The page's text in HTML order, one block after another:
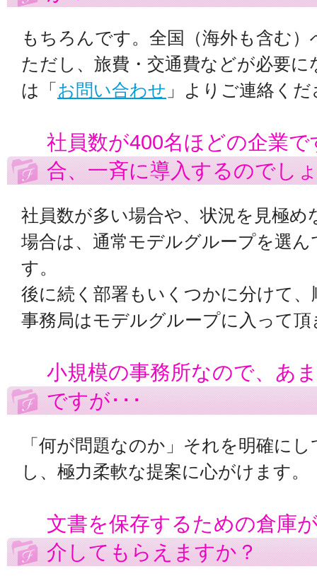
もちろんです。全国（海外も含む
ただし、旅費・交通費などが必要
は「 お問い合わせ 」よりご連絡く
社員数が400名ほどの企業
合、一斉に導入するのでし
社員数が多い場合や、状況を見極
場合は、通常モデルグループを選
す。
後に続く部署もいくつかに分けて
事務局はモデルグループに入って頂
小規模の事務所なので、あ
ですが･･･
「何が問題なのか」それを明確に
し、極力柔軟な提案に心がけます。
文書を保存するための倉庫
介してもらえますか？